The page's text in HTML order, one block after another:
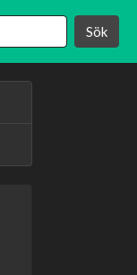
Sök